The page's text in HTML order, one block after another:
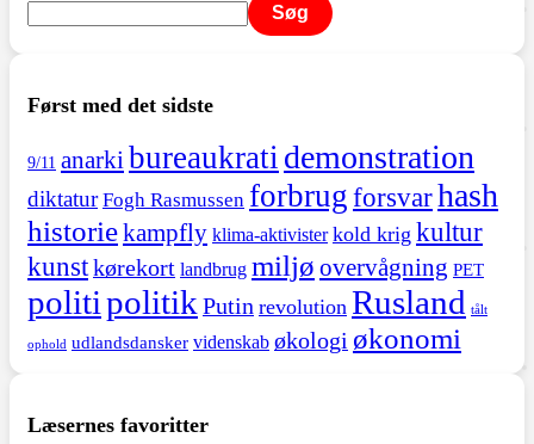
Søg
Først med det sidste
9/11 anarki bureaukrati demonstration
diktatur Fogh Rasmussen forbrugforsvarhash
historiekampfly klima-aktivister kold krig kultur
kunstkørekort landbrug miljø overvågning PET
politipolitik Putin revolution Rusland tålt
ophold udlandsdansker videnskab økologi økonomi
Læsernes favoritter